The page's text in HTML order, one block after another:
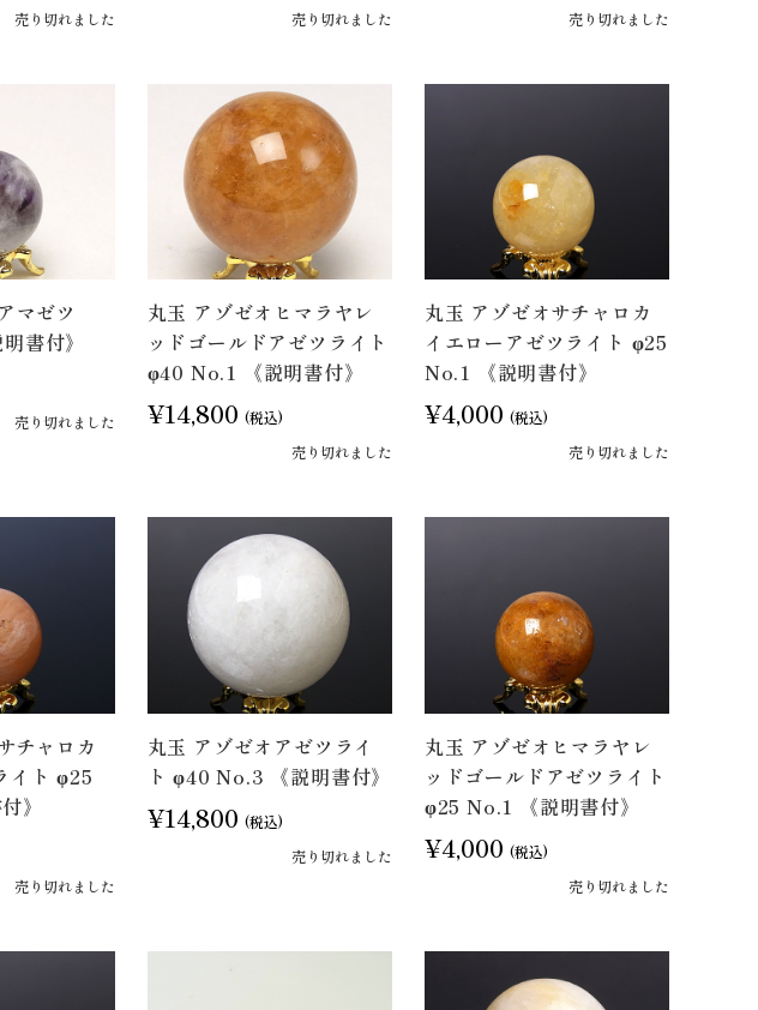
売り切れました
売り切れました
売り切れました
マゼツ
書付》
売り切れました
丸玉 アゾゼオヒマラヤレ
ッドゴールドアゼツライト
φ40 No.1 《説明書付》
¥14,800 (税込)
売り切れました
丸玉 アゾゼオサチャロカ
イエローアゼツライト φ25
No.1 《説明書付》
¥4,000 (税込)
売り切れました
チャロカ
イト φ25
》
売り切れました
丸玉 アゾゼオアゼツライ
ト φ40 No.3 《説明書付》
¥14,800 (税込)
売り切れました
丸玉 アゾゼオヒマラヤレ
ッドゴールドアゼツライト
φ25 No.1 《説明書付》
¥4,000 (税込)
売り切れました